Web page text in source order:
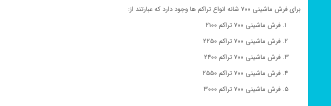
برای فرش ماشینی ۷۰۰ شانه انواع تراکم ها وجود دارد که عبارتند از:
فرش ماشینی ۷۰۰ تراکم ۲۱۰۰
فرش ماشینی ۷۰۰ تراکم ۲۲۵۰
فرش ماشینی ۷۰۰ تراکم ۲۴۰۰
فرش ماشینی ۷۰۰ تراکم ۲۵۵۰
فرش ماشینی ۷۰۰ تراکم ۳۰۰۰